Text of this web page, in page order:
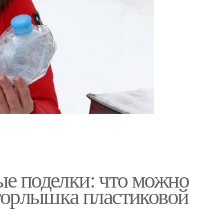
поделки: что можно
пластиковой